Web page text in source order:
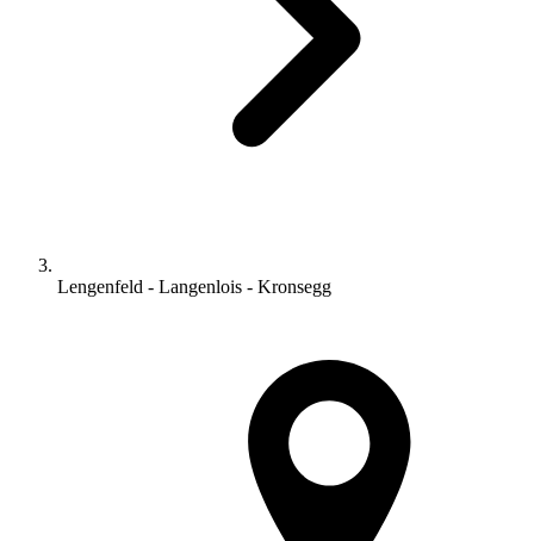
Lengenfeld - Langenlois - Kronsegg